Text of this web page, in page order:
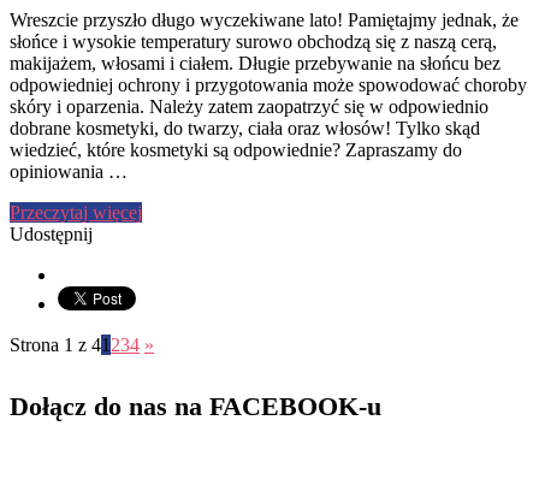
Wreszcie przyszło długo wyczekiwane lato! Pamiętajmy jednak, że
słońce i wysokie temperatury surowo obchodzą się z naszą cerą,
makijażem, włosami i ciałem. Długie przebywanie na słońcu bez
odpowiedniej ochrony i przygotowania może spowodować choroby
skóry i oparzenia. Należy zatem zaopatrzyć się w odpowiednio
dobrane kosmetyki, do twarzy, ciała oraz włosów! Tylko skąd
wiedzieć, które kosmetyki są odpowiednie? Zapraszamy do
opiniowania …
Przeczytaj więcej
Udostępnij
Strona 1 z 41 234 »
Dołącz do nas na FACEBOOK-u